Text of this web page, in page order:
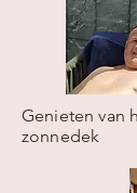
Genieten van
zonnedek